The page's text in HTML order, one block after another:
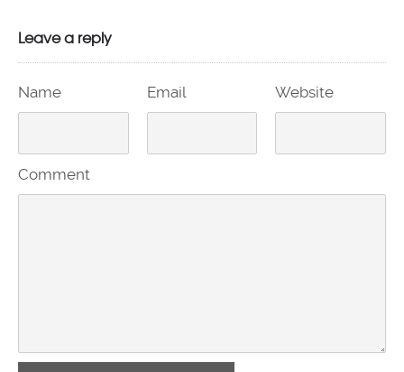
Leave a reply
Name Email Website
Comment